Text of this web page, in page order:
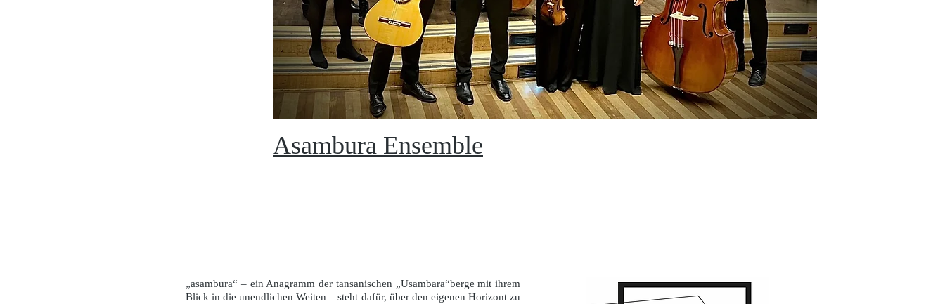
Asambura Ensemble
„asambura“ – ein Anagramm der tansanischen „Usambara“berge mit ihrem
Blick in die unendlichen Weiten – steht dafür, über den eigenen Horizont zu